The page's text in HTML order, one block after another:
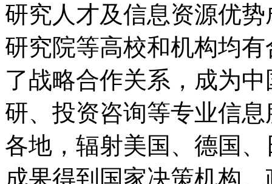
研究人才及信息资源优
研究院等高校和机构均
了战略合作关系，成为
研、投资咨询等专业信
各地，辐射美国、德国
成果得到国家决策机构